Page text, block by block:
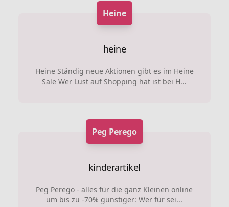
Heine
heine
Heine Ständig neue Aktionen gibt es im Heine
Sale Wer Lust auf Shopping hat ist bei H...
Peg Perego
kinderartikel
Peg Perego - alles für die ganz Kleinen online
um bis zu -70% günstiger: Wer für sei...